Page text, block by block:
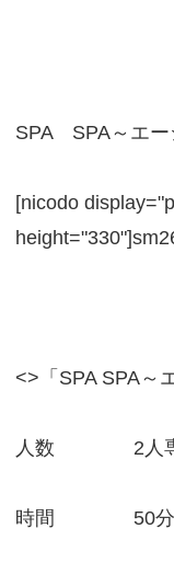
SPA SPA～エー
[nicodo
<>「SPA SPA～
人数 2人専
時間 50分